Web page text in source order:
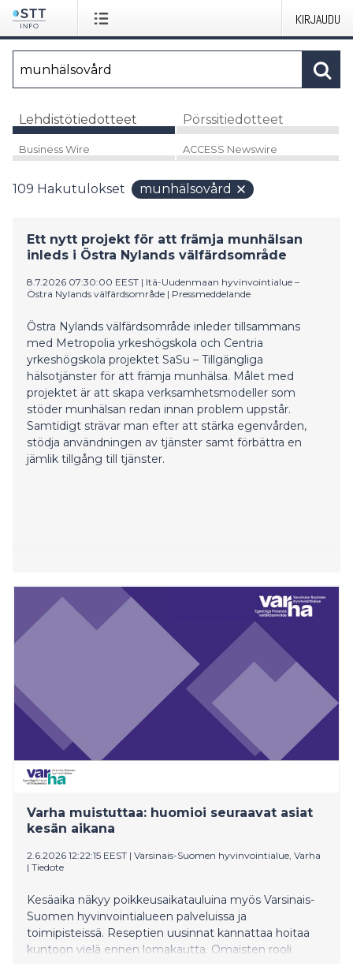
KIRJAUDU
Lehdistötiedotteet Pörssitiedotteet
Business Wire ACCESS Newswire
109 Hakutulokset munhälsovård
Ett nytt projekt för att främja munhälsan
inleds i Östra Nylands välfärdsområde
8.7.2026 07:30:00 EEST | Itä-Uudenmaan hyvinvointialue –
Östra Nylands välfärdsområde | Pressmeddelande
Östra Nylands välfärdsområde inleder tillsammans
med Metropolia yrkeshögskola och Centria
yrkeshögskola projektet SaSu – Tillgängliga
hälsotjänster för att främja munhälsa. Målet med
projektet är att skapa verksamhetsmodeller som
stöder munhälsan redan innan problem uppstår.
Samtidigt strävar man efter att stärka egenvården,
stödja användningen av tjänster samt förbättra en
jämlik tillgång till tjänster.
Varha muistuttaa: huomioi seuraavat asiat
kesän aikana
2.6.2026 12:22:15 EEST | Varsinais-Suomen hyvinvointialue, Varha
| Tiedote
Kesäaika näkyy poikkeusaikatauluina myös Varsinais-
Suomen hyvinvointialueen palveluissa ja
toimipisteissä. Reseptien uusinnat kannattaa hoitaa
kuntoon vielä ennen lomakautta. Omaisten rooli